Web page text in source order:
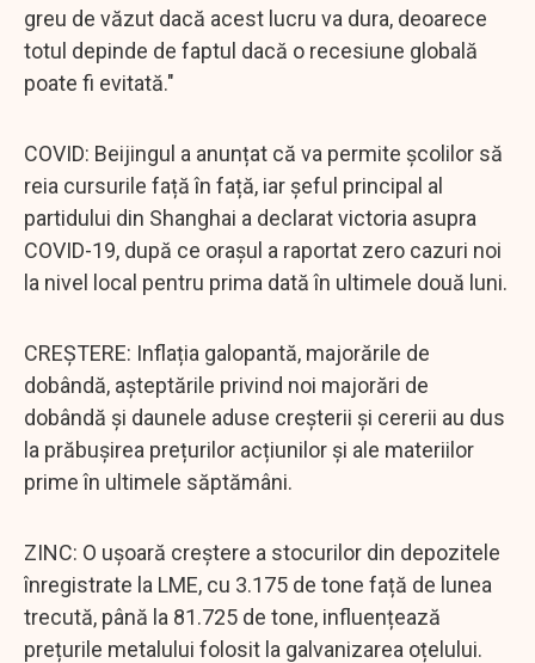
greu de văzut dacă acest lucru va dura, deoarece
totul depinde de faptul dacă o recesiune globală
poate fi evitată."
COVID: Beijingul a anunțat că va permite școlilor să
reia cursurile față în față, iar șeful principal al
partidului din Shanghai a declarat victoria asupra
COVID-19, după ce orașul a raportat zero cazuri noi
la nivel local pentru prima dată în ultimele două luni.
CREȘTERE: Inflația galopantă, majorările de
dobândă, așteptările privind noi majorări de
dobândă și daunele aduse creșterii și cererii au dus
la prăbușirea prețurilor acțiunilor și ale materiilor
prime în ultimele săptămâni.
ZINC: O ușoară creștere a stocurilor din depozitele
înregistrate la LME, cu 3.175 de tone față de lunea
trecută, până la 81.725 de tone, influențează
prețurile metalului folosit la galvanizarea oțelului.